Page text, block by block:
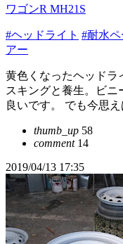
ワゴンR MH21S
#ヘッドライト #耐水
アー
黄色くなったヘッドラ
スキングと養生。ビ
良いです。 でも今思
thumb_up 58
comment14
2019/04/13 17:35